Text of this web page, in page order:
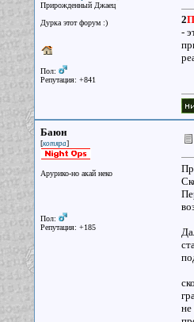
Прирожденный Джаец
Дурка этот форум :)
Пол:
Репутация: +841
2
-
Баюн
[котяра]
Арурико-но акай неко
Пол:
Репутация: +185
не